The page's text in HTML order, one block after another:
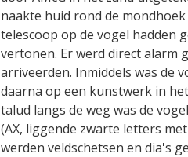
naakte huid rond de
telescoop op de vogel hadden
vertonen. Er werd direct alarm
arriveerden. Inmiddels was de
daarna op een kunstwerk in
talud langs de weg was de
(AX, liggende zwarte letters
werden veldschetsen en dia's